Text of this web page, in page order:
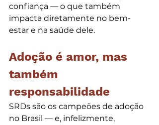
confiança — o que também
impacta diretamente no bem-
estar e na saúde dele.
Adoção é amor, mas
também
responsabilidade
SRDs são os campeões de adoção
no Brasil — e, infelizmente,